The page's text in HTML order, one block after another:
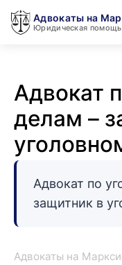
Адвокаты на
Юридическая помощь
Адвокат
делам –
Адвокат по
защитник в
Адвокаты на